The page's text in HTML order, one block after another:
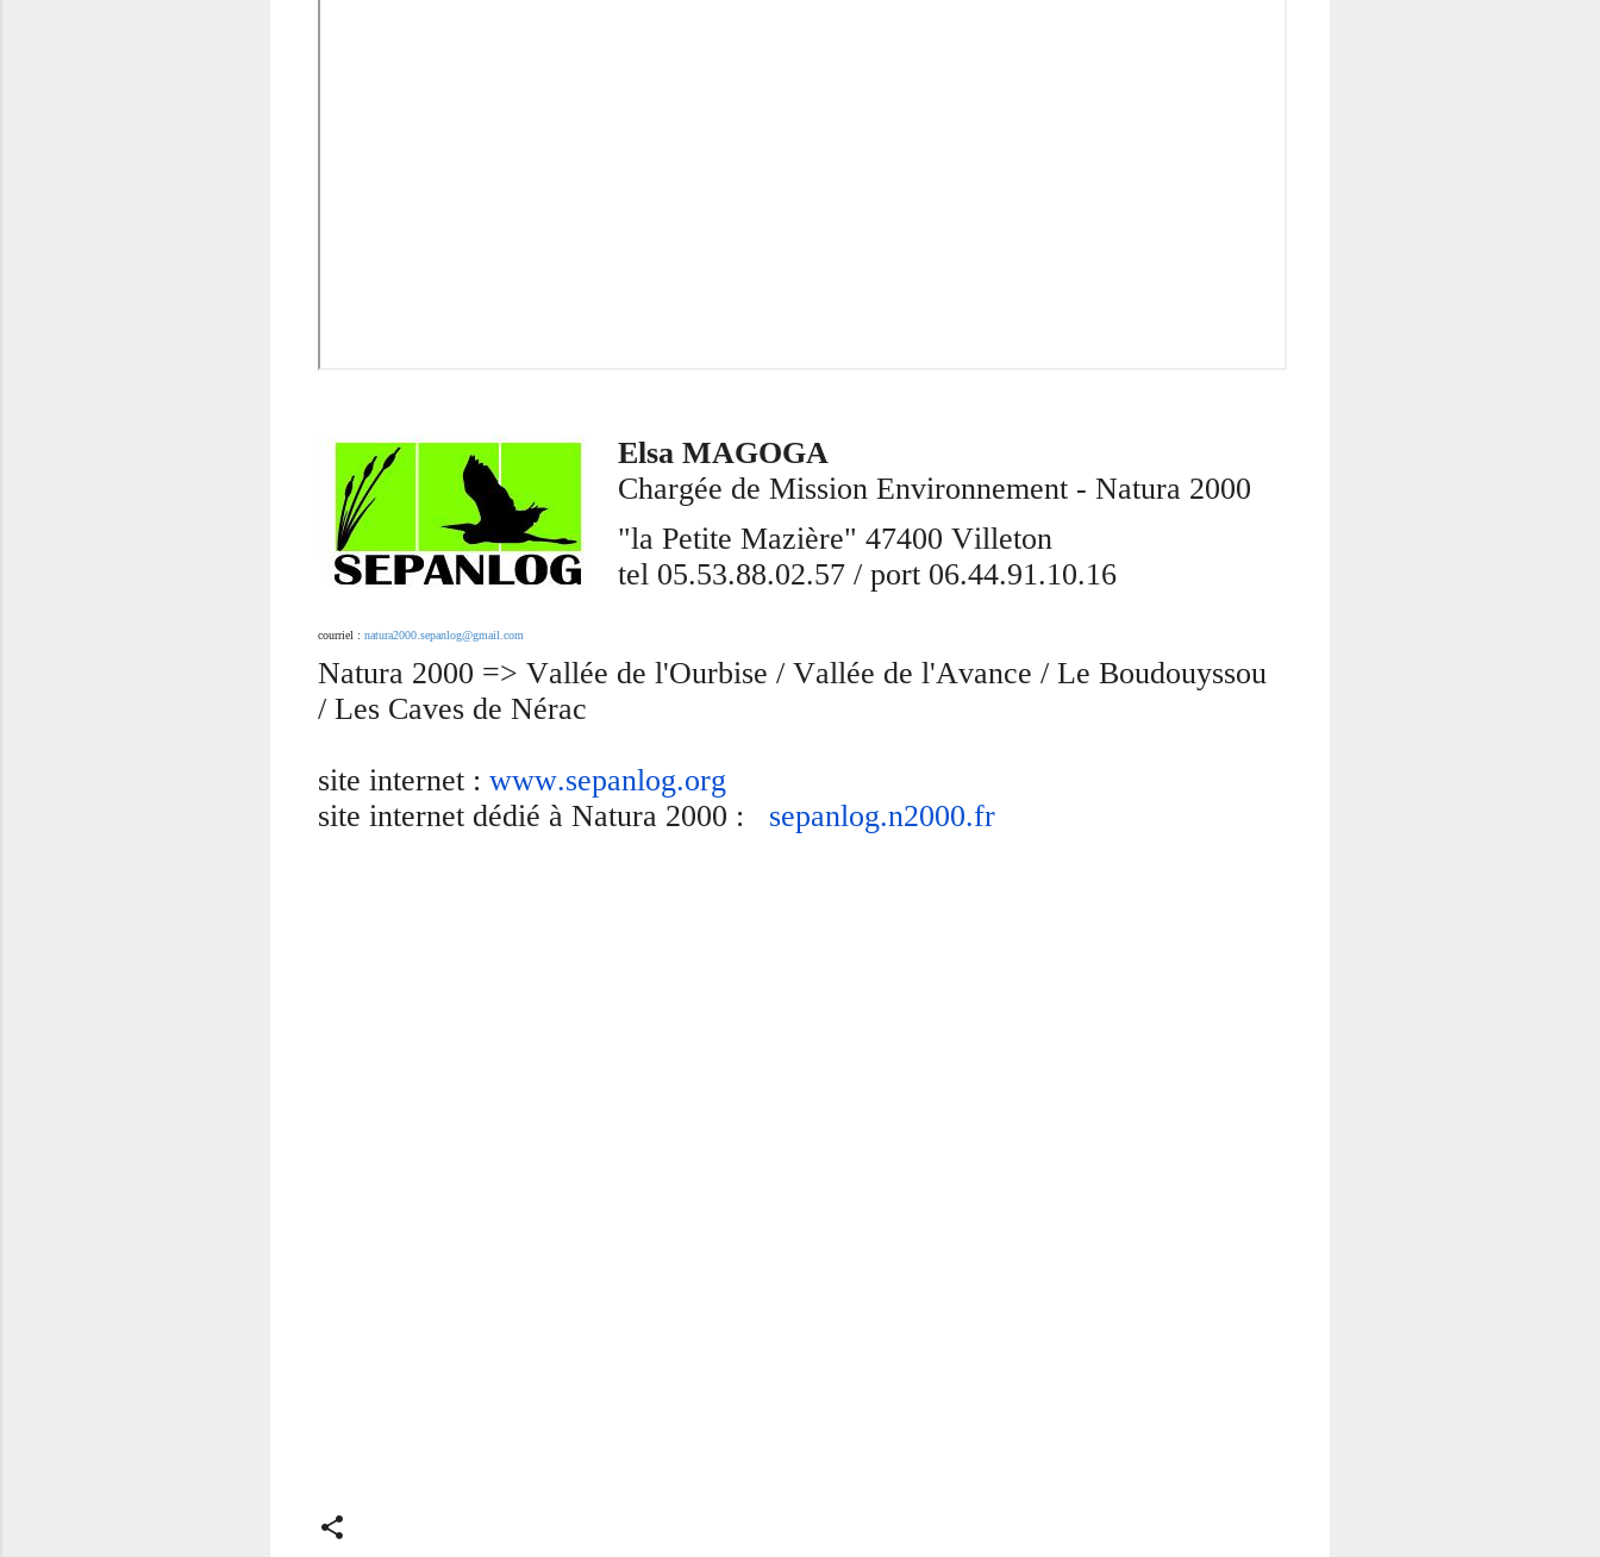
Elsa MAGOGA
Chargée de Mission Environnement - Natura 2000
"la Petite Mazière" 47400 Villeton
tel 05.53.88.02.57 / port 06.44.91.10.16
courriel : natura2000.sepanlog@gmail.com
Natura 2000 => Vallée de l'Ourbise / Vallée de l'Avance / Le Boudouyssou
/ Les Caves de Nérac
site internet : www.sepanlog.org
site internet dédié à Natura 2000 :
sepanlog.n2000.fr